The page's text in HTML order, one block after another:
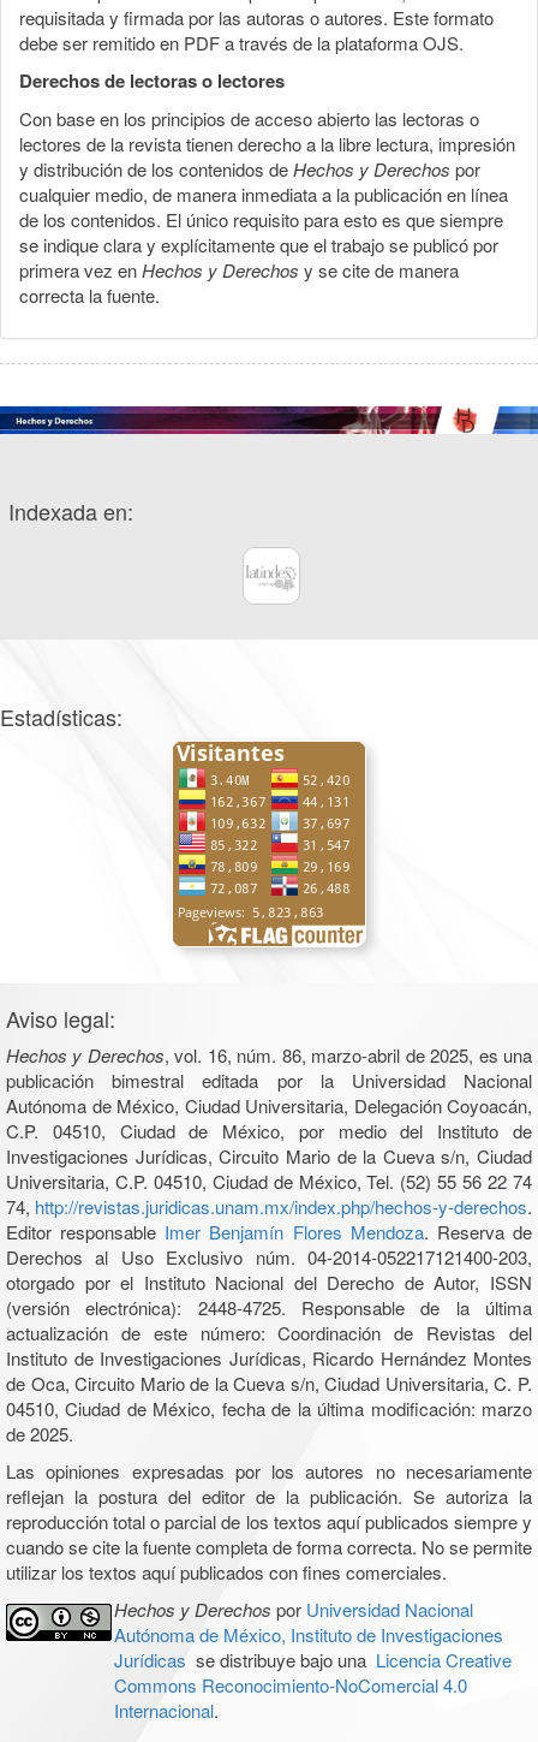
requisitada y firmada por las autoras o autores. Este formato
debe ser remitido en PDF a través de la plataforma OJS.
Derechos de lectoras o lectores
Con base en los principios de acceso abierto las lectoras o
lectores de la revista tienen derecho a la libre lectura, impresión
y distribución de los contenidos deHechos y Derechos por
cualquier medio, de manera inmediata a la publicación en línea
de los contenidos. El único requisito para esto es que siempre
se indique clara y explícitamente que el trabajo se publicó por
primera vez enHechos y Derechos y se cite de manera
correcta la fuente.
Indexada en:
Estadísticas:
Aviso legal:
Hechos y Derechos, vol. 16, núm. 86, marzo-abril de 2025, es una
publicación bimestral editada por la Universidad Nacional
Autónoma de México, Ciudad Universitaria, Delegación Coyoacán,
C.P. 04510, Ciudad de México, por medio del Instituto de
Investigaciones Jurídicas, Circuito Mario de la Cueva s/n, Ciudad
Universitaria, C.P. 04510, Ciudad de México, Tel. (52) 55 56 22 74
74, http://revistas.juridicas.unam.mx/index.php/hechos-y-derechos.
Editor responsable Imer Benjamín Flores Mendoza. Reserva de
Derechos al Uso Exclusivo núm. 04-2014-052217121400-203,
otorgado por el Instituto Nacional del Derecho de Autor, ISSN
(versión electrónica): 2448-4725. Responsable de la última
actualización de este número: Coordinación de Revistas del
Instituto de Investigaciones Jurídicas, Ricardo Hernández Montes
de Oca, Circuito Mario de la Cueva s/n, Ciudad Universitaria, C. P.
04510, Ciudad de México, fecha de la última modificación: marzo
de 2025.
Las opiniones expresadas por los autores no necesariamente
reflejan la postura del editor de la publicación. Se autoriza la
reproducción total o parcial de los textos aquí publicados siempre y
cuando se cite la fuente completa de forma correcta. No se permite
utilizar los textos aquí publicados con fines comerciales.
Hechos y Derechos por Universidad Nacional
Autónoma de México, Instituto de Investigaciones
Jurídicas se distribuye bajo una Licencia Creative
Commons Reconocimiento-NoComercial 4.0
Internacional.